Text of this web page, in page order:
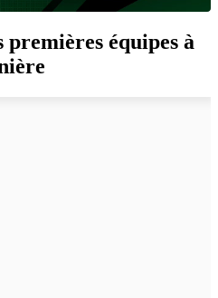
premières équipes à